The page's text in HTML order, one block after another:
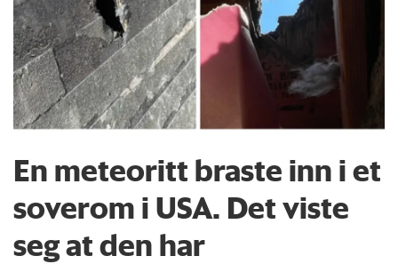
En meteoritt braste inn i et
soverom i USA. Det viste
seg at den har